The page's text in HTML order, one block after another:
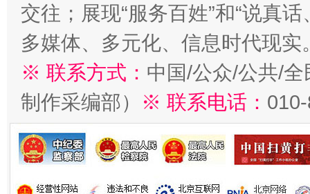
交往；展现“服务百姓”和“说真
多媒体、多元化、信息时代现实
※ 联系方式： 中国/公众/公共/
制作采编部）
※ 联系电话：